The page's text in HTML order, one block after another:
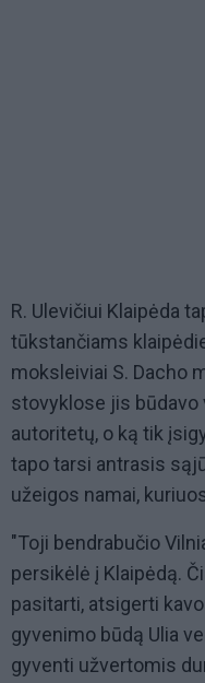
R. Ulevičiui Klaipėda
tūkstančiams
moksleiviai S. Dacho
stovyklose jis būdavo
autoritetų, o ką tik
tapo tarsi antrasis
užeigos namai,
"Toji bendrabučio
persikėlė į Klaipėdą.
pasitarti, atsigerti
gyvenimo būdą Ulia
gyventi užvertomis